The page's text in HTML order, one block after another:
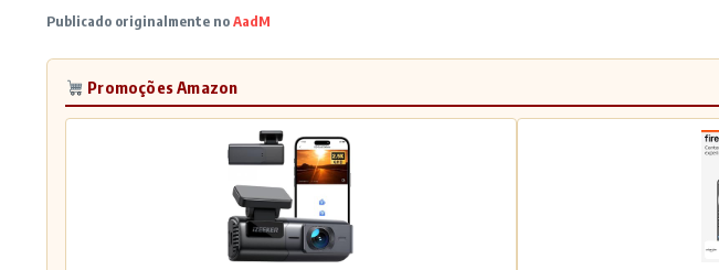
Publicado originalmente noAadM
Promoções Amazon